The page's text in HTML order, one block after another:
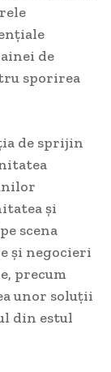
de
sporirea
de sprijin
și
scena
și negocieri
precum
unor soluții
din estul